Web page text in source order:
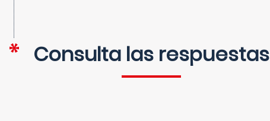
Consulta las respuestas